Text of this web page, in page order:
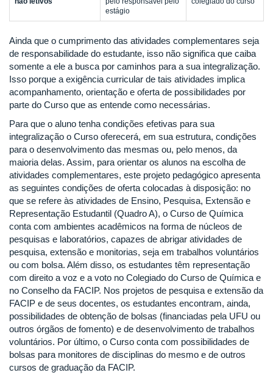
estágio
Ainda que o cumprimento das atividades complementares seja
de responsabilidade do estudante, isso não significa que caiba
somente a ele a busca por caminhos para a sua integralização.
Isso porque a exigência curricular de tais atividades implica
acompanhamento, orientação e oferta de possibilidades por
parte do Curso que as entende como necessárias.
Para que o aluno tenha condições efetivas para sua
integralização o Curso oferecerá, em sua estrutura, condições
para o desenvolvimento das mesmas ou, pelo menos, da
maioria delas. Assim, para orientar os alunos na escolha de
atividades complementares, este projeto pedagógico apresenta
as seguintes condições de oferta colocadas à disposição: no
que se refere às atividades de Ensino, Pesquisa, Extensão e
Representação Estudantil (Quadro A), o Curso de Química
conta com ambientes acadêmicos na forma de núcleos de
pesquisas e laboratórios, capazes de abrigar atividades de
pesquisa, extensão e monitorias, seja em trabalhos voluntários
ou com bolsa. Além disso, os estudantes têm representação
com direito a voz e a voto no Colegiado do Curso de Química e
no Conselho da FACIP. Nos projetos de pesquisa e extensão da
FACIP e de seus docentes, os estudantes encontram, ainda,
possibilidades de obtenção de bolsas (financiadas pela UFU ou
outros órgãos de fomento) e de desenvolvimento de trabalhos
voluntários. Por último, o Curso conta com possibilidades de
bolsas para monitores de disciplinas do mesmo e de outros
cursos de graduação da FACIP.